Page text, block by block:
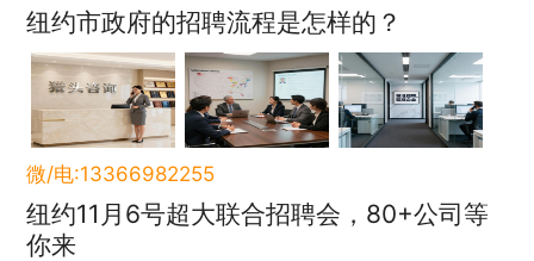
纽约市政府的招聘流程是怎样的？
微/电:13366982255
纽约11月6号超大联合招聘会，80+公司等
你来